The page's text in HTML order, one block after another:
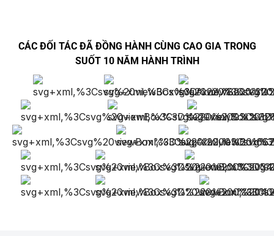
CÁC ĐỐI TÁC ĐÃ ĐỒNG HÀNH CÙNG CAO GIA TRONG
SUỐT 10 NĂM HÀNH TRÌNH